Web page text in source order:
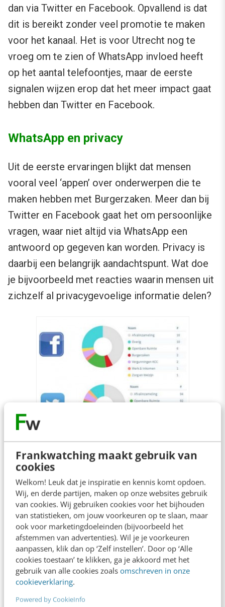
Frankwatching maakt gebruik van
cookies
Welkom! Leuk dat je inspiratie en kennis komt opdoen.
Wij, en derde partijen, maken op onze websites gebruik
van cookies. Wij gebruiken cookies voor het bijhouden
van statistieken, om jouw voorkeuren op te slaan, maar
ook voor marketingdoeleinden (bijvoorbeeld het
afstemmen van advertenties). Wil je je voorkeuren
aanpassen, klik dan op ‘Zelf instellen’. Door op ‘Alle
cookies toestaan’ te klikken, ga je akkoord met het
gebruik van alle cookies zoals omschreven in onze
cookieverklaring.
Powered by CookieInfo
dan via Twitter en Facebook. Opvallend is dat
dit is bereikt zonder veel promotie te maken
voor het kanaal. Het is voor Utrecht nog te
vroeg om te zien of WhatsApp invloed heeft
op het aantal telefoontjes, maar de eerste
signalen wijzen erop dat het meer impact gaat
hebben dan Twitter en Facebook.
WhatsApp en privacy
Uit de eerste ervaringen blijkt dat mensen
vooral veel ‘appen’ over onderwerpen die te
maken hebben met Burgerzaken. Meer dan bij
Twitter en Facebook gaat het om persoonlijke
vragen, waar niet altijd via WhatsApp een
antwoord op gegeven kan worden. Privacy is
daarbij een belangrijk aandachtspunt. Wat doe
je bijvoorbeeld met reacties waarin mensen uit
zichzelf al privacygevoelige informatie delen?
Aantal vragen naar type per platform (periode 4
De service via WhatsApp is in Utrecht belegd
bij het klantcontactcentrum, waar ook de
webcare voor de andere kanalen plaatsvindt.
Voor WhatsApp zijn er geen speciale afspraken